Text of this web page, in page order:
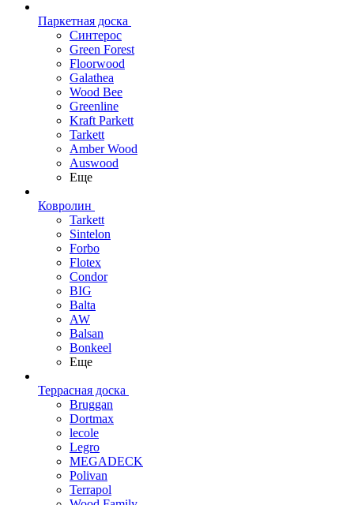
Паркетная доска
Синтерос
Green Forest
Floorwood
Galathea
Wood Bee
Greenline
Kraft Parkett
Tarkett
Amber Wood
Auswood
Еще
Ковролин
Tarkett
Sintelon
Forbo
Flotex
Condor
BIG
Balta
AW
Balsan
Bonkeel
Еще
Террасная доска
Bruggan
Dortmax
lecole
Legro
MEGADECK
Polivan
Terrapol